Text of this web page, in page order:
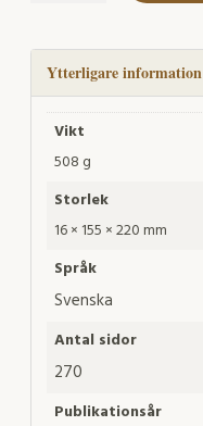
lärostycken
mängd
Ytterligare information
Vikt
508 g
Storlek
16 × 155 × 220 mm
Språk
Svenska
Antal sidor
270
Publikationsår